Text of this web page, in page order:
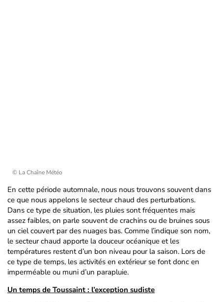
© La Chaîne Météo
En cette période automnale, nous nous trouvons souvent dans
ce que nous appelons le secteur chaud des perturbations.
Dans ce type de situation, les pluies sont fréquentes mais
assez faibles, on parle souvent de crachins ou de bruines sous
un ciel couvert par des nuages bas. Comme l’indique son nom,
le secteur chaud apporte la douceur océanique et les
températures restent d’un bon niveau pour la saison. Lors de
ce type de temps, les activités en extérieur se font donc en
imperméable ou muni d’un parapluie.
Un temps de Toussaint : l’exception sudiste